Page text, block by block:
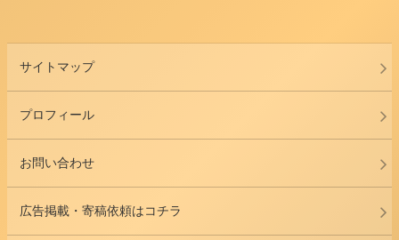
サイトマップ
プロフィール
お問い合わせ
広告掲載・寄稿依頼はコチラ